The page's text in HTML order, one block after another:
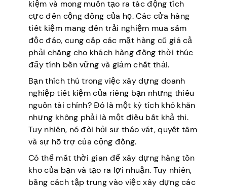
kiệm và mong muốn tạo ra tác động tích
cực đến cộng đồng của họ. Các cửa hàng
tiết kiệm mang đến trải nghiệm mua sắm
độc đáo, cung cấp các mặt hàng cũ giá cả
phải chăng cho khách hàng đồng thời thúc
đẩy tính bền vững và giảm chất thải.
Bạn thích thú trong việc xây dựng doanh
nghiệp tiết kiệm của riêng bạn nhưng thiếu
nguồn tài chính? Đó là một kỳ tích khó khăn
nhưng không phải là một điều bất khả thi.
Tuy nhiên, nó đòi hỏi sự tháo vát, quyết tâm
và sự hỗ trợ của cộng đồng.
Có thể mất thời gian để xây dựng hàng tồn
kho của bạn và tạo ra lợi nhuận. Tuy nhiên,
bằng cách tập trung vào việc xây dựng các